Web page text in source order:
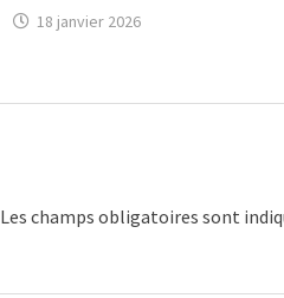
18 janvier 2026
Les champs obligatoires sont